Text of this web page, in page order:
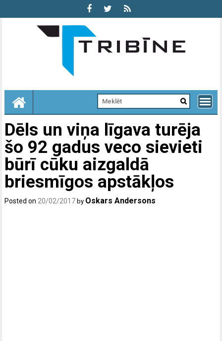
Dēls un viņa līgava turēja
šo 92 gadus veco sievieti
būrī cūku aizgaldā
briesmīgos apstākļos
Posted on20/02/2017 by Oskars Andersons